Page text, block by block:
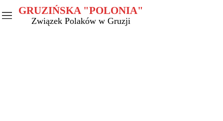
GRUZIŃSKA "POLONIA"
Związek Polaków w Gruzji